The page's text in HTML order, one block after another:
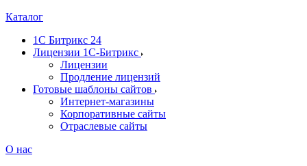
Каталог
1С Битрикс 24
Лицензии 1С-Битрикс
Лицензии
Продление лицензий
Готовые шаблоны сайтов
Интернет-магазины
Корпоративные сайты
Отраслевые сайты
О нас